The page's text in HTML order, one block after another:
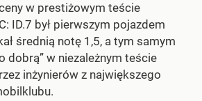
w prestiżowym teście
ID.7 był pierwszym pojazdem
średnią notę 1,5, a tym samym
dobrą” w niezależnym teście
inżynierów z największego